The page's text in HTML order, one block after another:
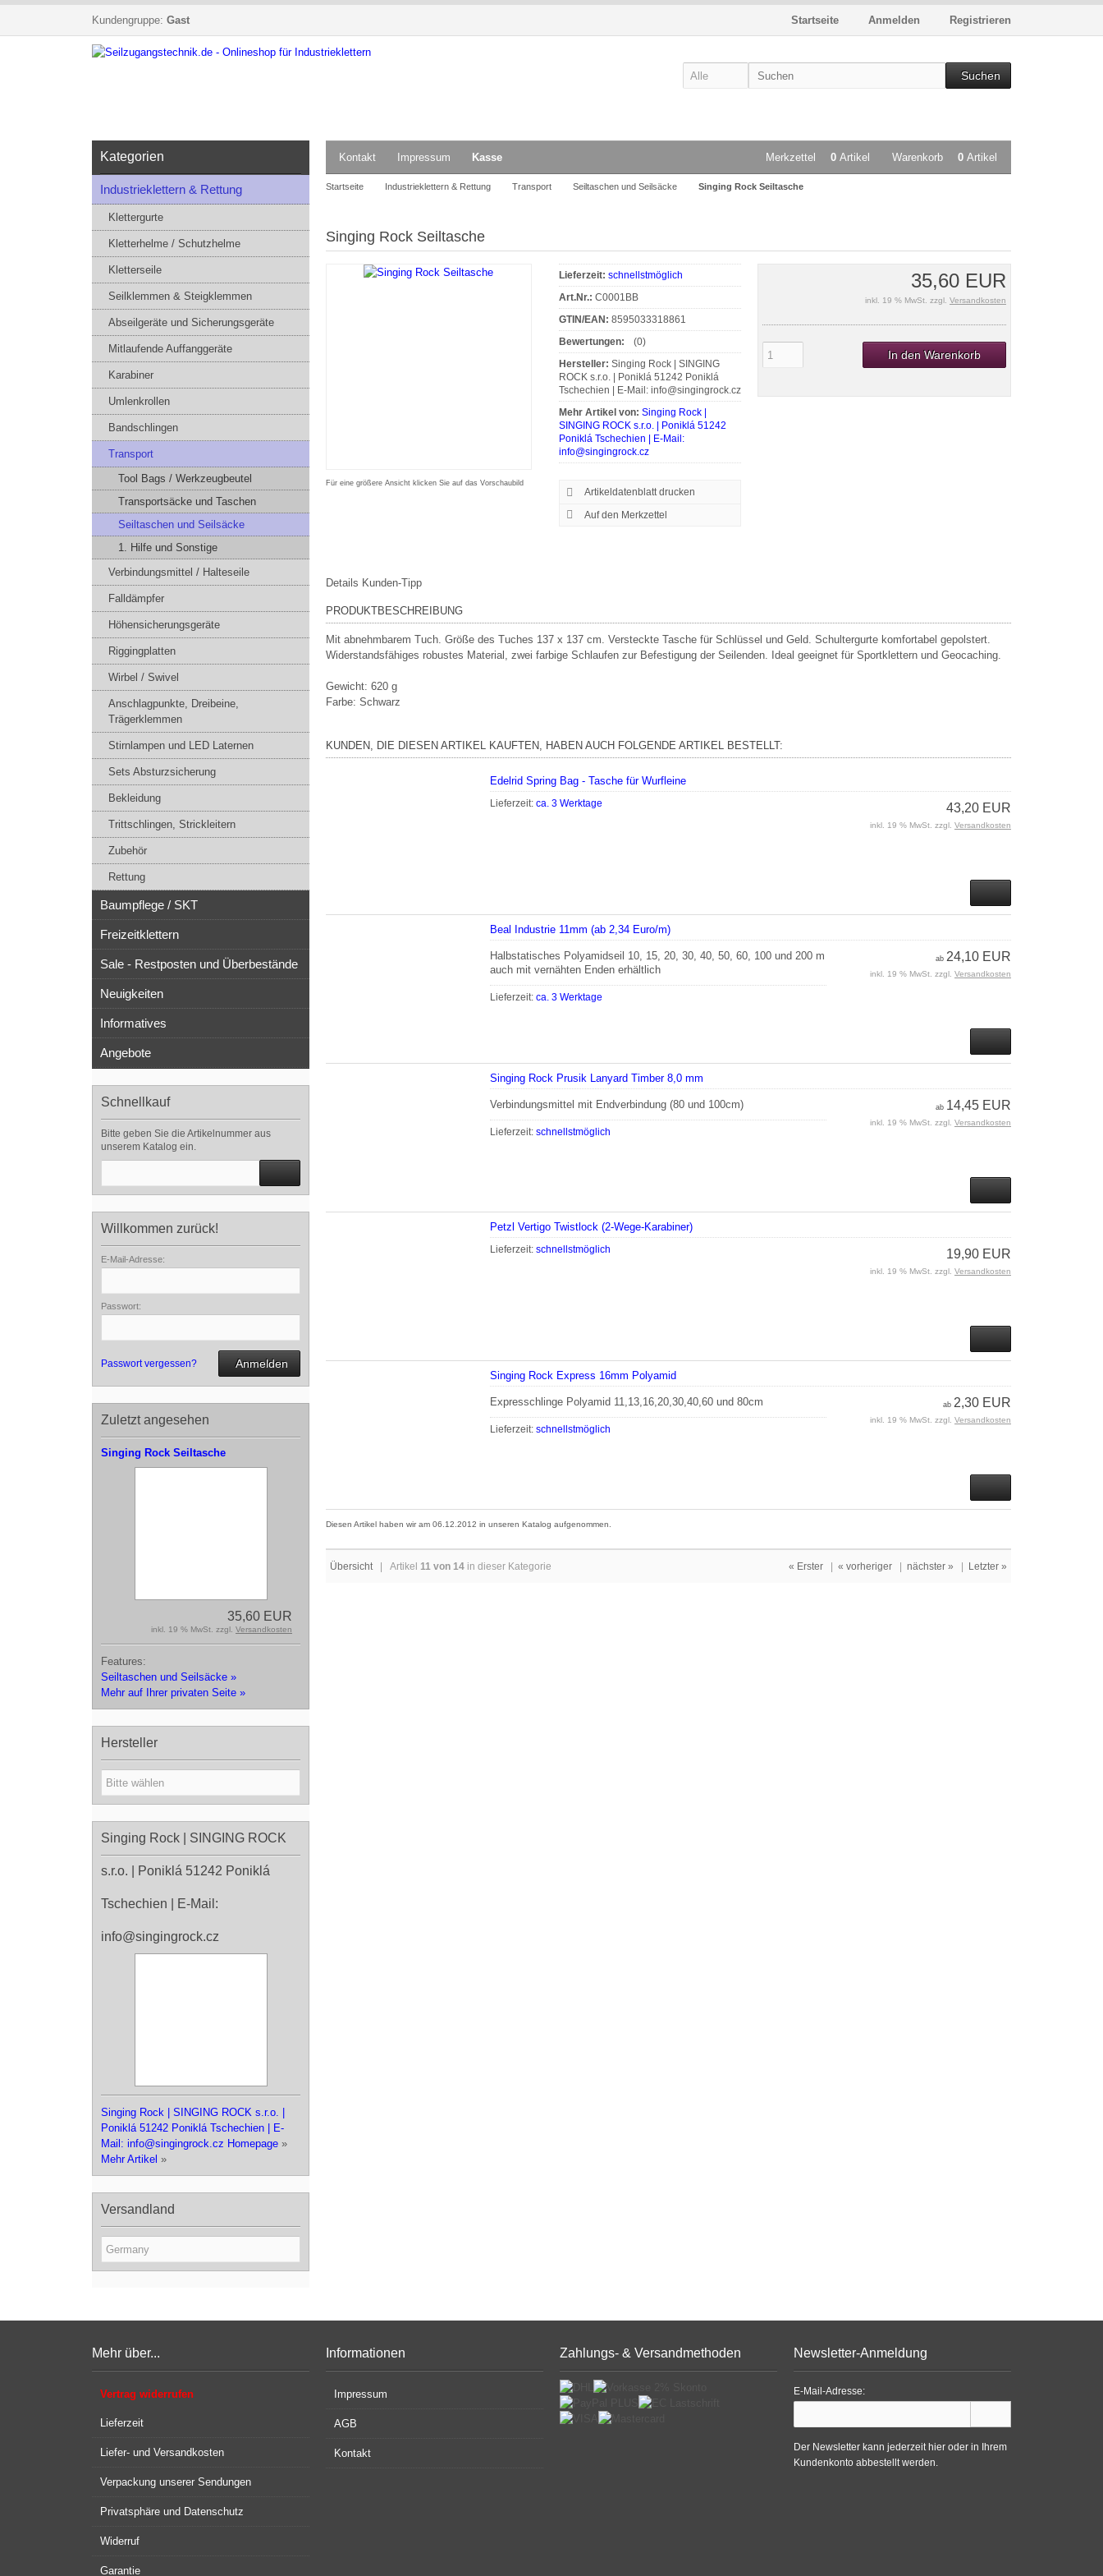
Kundengruppe: Gast Registrieren
Anmelden
Startseite
Suchen
Kontakt Impressum Kasse Warenkorb 0 Artikel
Merkzettel 0 Artikel
Startseite Industrieklettern & Rettung Transport Seiltaschen und Seilsäcke Singing Rock Seiltasche
Singing Rock Seiltasche
Für eine größere Ansicht klicken Sie auf das Vorschaubild
35,60 EUR
inkl. 19 % MwSt. zzgl. Versandkosten
In den Warenkorb
Lieferzeit: schnellstmöglich
Art.Nr.: C0001BB
GTIN/EAN: 8595033318861
Bewertungen:
(0)
Hersteller: Singing Rock | SINGING
ROCK s.r.o. | Poniklá 51242 Poniklá
Tschechien | E-Mail: info@singingrock.cz
Mehr Artikel von: Singing Rock |
SINGING ROCK s.r.o. | Poniklá 51242
Poniklá Tschechien | E-Mail:
info@singingrock.cz
Artikeldatenblatt drucken
Details Kunden-Tipp
PRODUKTBESCHREIBUNG
Mit abnehmbarem Tuch. Größe des Tuches 137 x 137 cm. Versteckte Tasche für Schlüssel und Geld. Schultergurte komfortabel gepolstert.
Widerstandsfähiges robustes Material, zwei farbige Schlaufen zur Befestigung der Seilenden. Ideal geeignet für Sportklettern und Geocaching.
Gewicht: 620 g
Farbe: Schwarz
KUNDEN, DIE DIESEN ARTIKEL KAUFTEN, HABEN AUCH FOLGENDE ARTIKEL BESTELLT:
Edelrid Spring Bag - Tasche für Wurfleine
Lieferzeit:ca. 3 Werktage 43,20 EUR
inkl. 19 % MwSt. zzgl. Versandkosten
Beal Industrie 11mm (ab 2,34 Euro/m)
Halbstatisches Polyamidseil 10, 15, 20, 30, 40, 50, 60, 100 und 200 m
auch mit vernähten Enden erhältlich
Lieferzeit:ca. 3 Werktage
ab 24,10 EUR
inkl. 19 % MwSt. zzgl. Versandkosten
Singing Rock Prusik Lanyard Timber 8,0 mm
Verbindungsmittel mit Endverbindung (80 und 100cm)
Lieferzeit:schnellstmöglich
ab 14,45 EUR
inkl. 19 % MwSt. zzgl. Versandkosten
Petzl Vertigo Twistlock (2-Wege-Karabiner)
Lieferzeit:schnellstmöglich 19,90 EUR
inkl. 19 % MwSt. zzgl. Versandkosten
Singing Rock Express 16mm Polyamid
Expresschlinge Polyamid 11,13,16,20,30,40,60 und 80cm
Lieferzeit:schnellstmöglich
ab 2,30 EUR
inkl. 19 % MwSt. zzgl. Versandkosten
Diesen Artikel haben wir am 06.12.2012 in unseren Katalog aufgenommen.
Übersicht| Artikel 11 von 14 in dieser Kategorie « Erster « vorheriger nächster » Letzter »
Kategorien
Industrieklettern & Rettung
Klettergurte
Kletterhelme / Schutzhelme
Kletterseile
Seilklemmen & Steigklemmen
Abseilgeräte und Sicherungsgeräte
Mitlaufende Auffanggeräte
Karabiner
Umlenkrollen
Bandschlingen
Transport
Tool Bags / Werkzeugbeutel
Transportsäcke und Taschen
Seiltaschen und Seilsäcke
1. Hilfe und Sonstige
Verbindungsmittel / Halteseile
Falldämpfer
Höhensicherungsgeräte
Riggingplatten
Wirbel / Swivel
Anschlagpunkte, Dreibeine,
Trägerklemmen
Stirnlampen und LED Laternen
Sets Absturzsicherung
Bekleidung
Trittschlingen, Strickleitern
Zubehör
Rettung
Baumpflege / SKT
Freizeitklettern
Sale - Restposten und Überbestände
Neuigkeiten
Informatives
Angebote
Schnellkauf
Bitte geben Sie die Artikelnummer aus
unserem Katalog ein.
Willkommen zurück!
E-Mail-Adresse:
Passwort:
Passwort vergessen? Anmelden
Zuletzt angesehen
Singing Rock Seiltasche
35,60 EUR
inkl. 19 % MwSt. zzgl. Versandkosten
Features:
Seiltaschen und Seilsäcke »
Mehr auf Ihrer privaten Seite »
Hersteller
Singing Rock | SINGING ROCK
s.r.o. | Poniklá 51242 Poniklá
Tschechien | E-Mail:
info@singingrock.cz
Singing Rock | SINGING ROCK s.r.o. |
Poniklá 51242 Poniklá Tschechien | E-
Mail: info@singingrock.cz Homepage »
Mehr Artikel »
Versandland
Mehr über...
Vertrag widerrufen
Lieferzeit
Liefer- und Versandkosten
Verpackung unserer Sendungen
Privatsphäre und Datenschutz
Widerruf
Garantie
Informationen
Impressum
AGB
Kontakt
Zahlungs- & Versandmethoden Newsletter-Anmeldung
E-Mail-Adresse:
Der Newsletter kann jederzeit hier oder in Ihrem
Kundenkonto abbestellt werden.